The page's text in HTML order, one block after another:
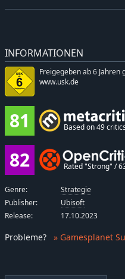
INFORMATIONEN
Freigegeben ab 6 Jahren
www.usk.de
81 Based on 49 critics
82 Rated "Strong" /
Genre:
Strategie
Publisher:
Ubisoft
Release:
17.10.2023
Probleme? » Gamesplanet